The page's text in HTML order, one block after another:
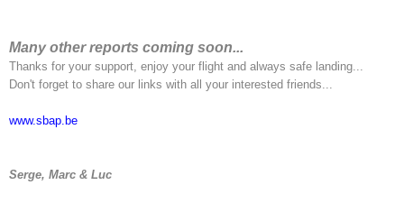
Many other reports coming soon...
Thanks for your support, enjoy your flight and always safe landing...
Don't forget to share our links with all your interested friends...
www.sbap.be
Serge, Marc & Luc